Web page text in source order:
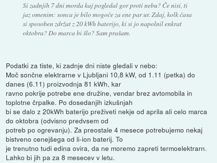
Si zadnjih 7 dni morda kaj pogledal gor proti nebu? Če nisi, ti
jaz omenim: sonca je bilo mogoče za ene par ur. Zdaj, kolk časa
si sposoben zdržat z 20 kWh baterijo, ki si jo napolnil enkrat
oktobra? Do marca bi šlo? Sam prašam.
Podatki za tiste, ki zadnje dni niste gledali v nebo:
Moč sončne elektrarne v Ljubljani 10,8 kW, od 1.11 (petka) do
danes (6.11) proizvodnja 81 kWh, kar
ravno pokrije potrebe ene družine, vendar brez avtomobila in
toplotne črpalke. Po dosedanjih izkušnjah
bi se dalo z 20kWh baterijo preživeti nekje od aprila ali celo marca
do oktobra (odvisno predvsem od
potreb po ogrevanju). Za preostale 4 mesece potrebujemo nekaj
bistveno cenejšega od li-ion baterij. To
je trenutno tudi edina ovira, da ne moremo zapreti termoelektrarn.
Lahko bi jih pa za 8 mesecev v letu.